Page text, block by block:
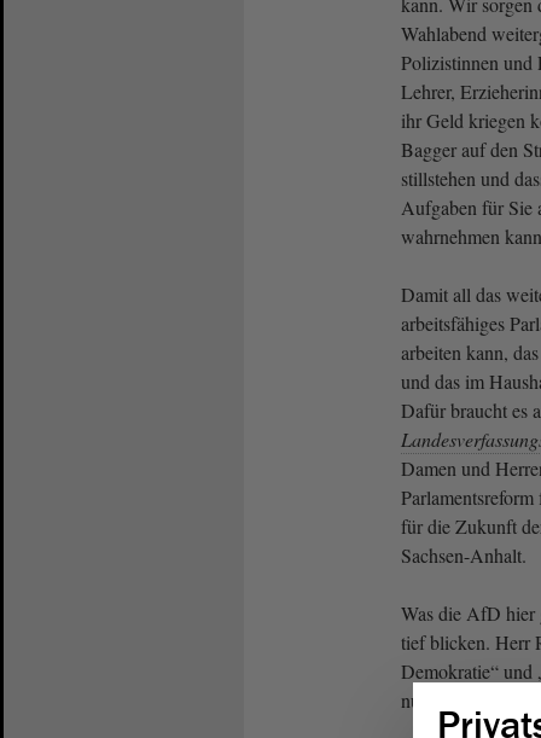
Wahlabend
Polizistinnen und
Lehrer,
ihr Geld kriegen
Bagger auf den
stillstehen und
Aufgaben für Sie
wahrnehmen
Damit all das
arbeitsfähiges
arbeiten kann,
und das im
Dafür braucht es
Damen und
für die Zukunft
Sachsen-Anhalt.
Was die AfD hier
tief blicken. Herr
Demokratie“ und
nur e i n e